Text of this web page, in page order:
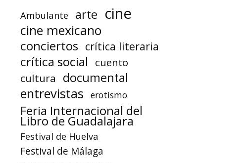
Ambulante arte cine
cine mexicano
conciertos crítica literaria
crítica social
cuento
cultura
documental
entrevistas erotismo
Feria Internacional del
Libro de Guadalajara
Festival de Huelva
Festival de Málaga